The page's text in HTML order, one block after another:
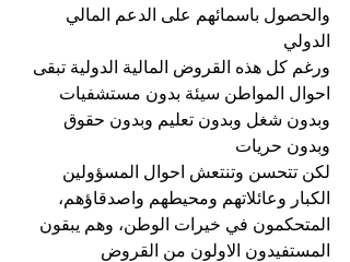
والحصول باسمائهم على الدعم المالي
الدولي
ورغم كل هذه القروض المالية الدولية تبقى
احوال المواطن سيئة بدون مستشفيات
وبدون شغل وبدون تعليم وبدون حقوق
وبدون حريات
لكن تتحسن وتنتعش احوال المسؤولين
الكبار وعائلاتهم ومحيطهم واصدقاؤهم،
المتحكمون في خيرات الوطن، وهم يبقون
المستفيدون الاولون من القروض